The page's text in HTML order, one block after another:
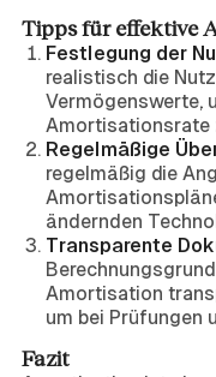
Tipps für effektive
Festlegung der
realistisch die
Vermögenswerte,
Amortisationsrate
Regelmäßige
regelmäßig die
ändernden
Transparente
Amortisation
um bei Prüfungen
Fazit